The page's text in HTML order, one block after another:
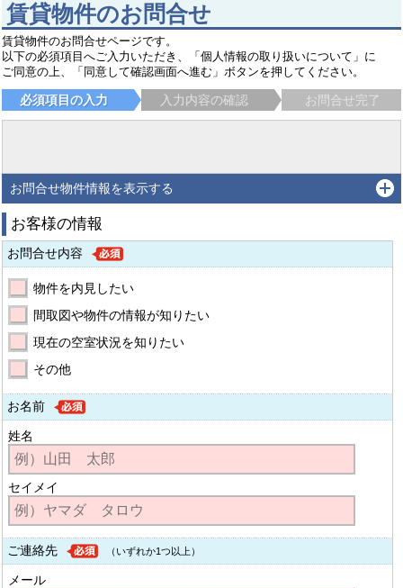
賃貸物件のお問合せ
賃貸物件のお問合せページです。
以下の必須項目へご入力いただき、「個人情報の取り扱いについて」に
ご同意の上、「同意して確認画面へ進む」ボタンを押してください。
必須項目の入力 入力内容の確認 お問合せ完了
お問合せ物件情報を表示する
お客様の情報
お問合せ内容
物件を内見したい
間取図や物件の情報が知りたい
現在の空室状況を知りたい
その他
お名前
姓名
セイメイ
ご連絡先 （いずれか1つ以上）
メール